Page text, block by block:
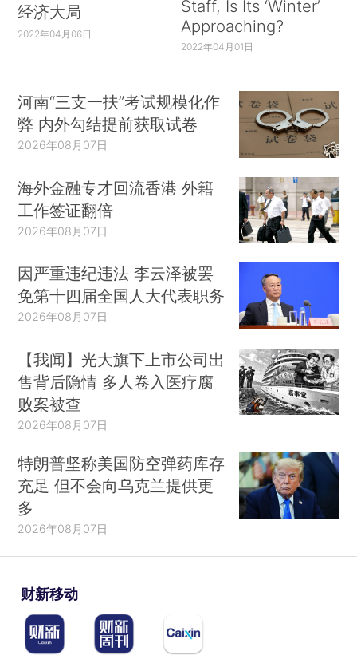
经济大局
2022年04月06日
Staff, Is Its ‘Winter’
Approaching?
2022年04月01日
河南“三支一扶”考试规模化作
弊 内外勾结提前获取试卷
2026年08月07日
海外金融专才回流香港 外籍
工作签证翻倍
2026年08月07日
因严重违纪违法 李云泽被罢
免第十四届全国人大代表职务
2026年08月07日
【我闻】光大旗下上市公司出
售背后隐情 多人卷入医疗腐
败案被查
2026年08月07日
特朗普坚称美国防空弹药库存
充足 但不会向乌克兰提供更
多
2026年08月07日
财新移动